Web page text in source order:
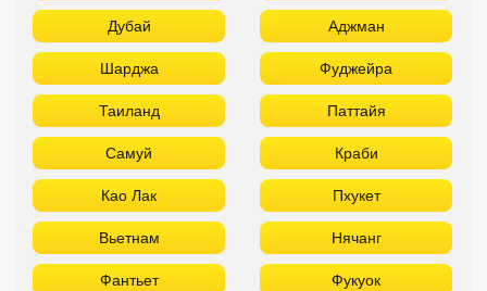
Дубай Аджман
Шарджа Фуджейра
Таиланд Паттайя
Самуй Краби
Као Лак Пхукет
Вьетнам Нячанг
Фантьет Фукуок